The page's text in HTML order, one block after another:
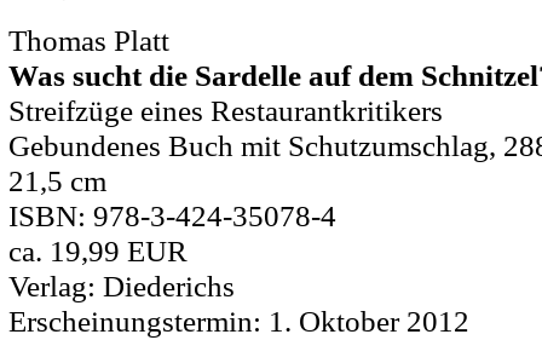
Thomas Platt
Was sucht die Sardelle auf dem
Streifzüge eines Restaurantkritikers
Gebundenes Buch mit Schutzumschlag,
21,5 cm
ISBN: 978-3-424-35078-4
ca. 19,99 EUR
Verlag: Diederichs
Erscheinungstermin: 1. Oktober 2012